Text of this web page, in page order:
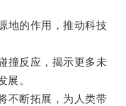
的作用，推动科技
反应，揭示更多未
展。
断拓展，为人类带